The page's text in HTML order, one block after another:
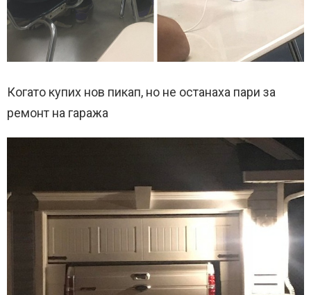
Когато купих нов пикап, но не останаха пари за
ремонт на гаража